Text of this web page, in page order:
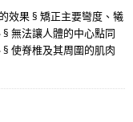
效果 § 矯正主要彎度、犧
無法讓人體的中心點同
使脊椎及其周圍的肌肉